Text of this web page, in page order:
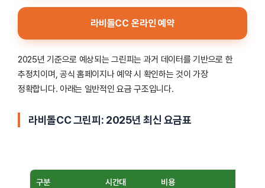
라비돌CC 온라인 예약
2025년 기준으로 예상되는 그린피는 과거 데이터를 기반으로 한
추정치이며, 공식 홈페이지나 예약 시 확인하는 것이 가장
정확합니다. 아래는 일반적인 요금 구조입니다.
라비돌CC 그린피: 2025년 최신 요금표
구분 시간대 비용 설명